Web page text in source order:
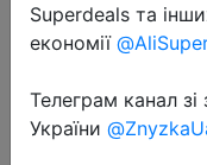
2024-02-20
[World
Superdeals та
економії
Телеграм канал
України